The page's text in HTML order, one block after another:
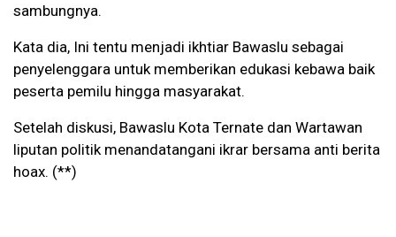
sambungnya.
Kata dia, Ini tentu menjadi ikhtiar Bawaslu sebagai
penyelenggara untuk memberikan edukasi kebawa baik
peserta pemilu hingga masyarakat.
Setelah diskusi, Bawaslu Kota Ternate dan Wartawan
liputan politik menandatangani ikrar bersama anti berita
hoax. (**)